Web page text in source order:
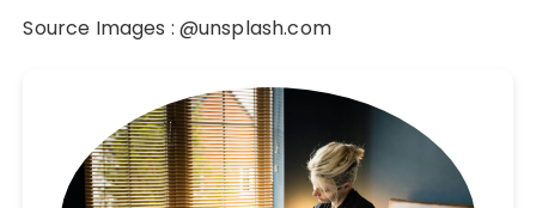
Source Images : @unsplash.com